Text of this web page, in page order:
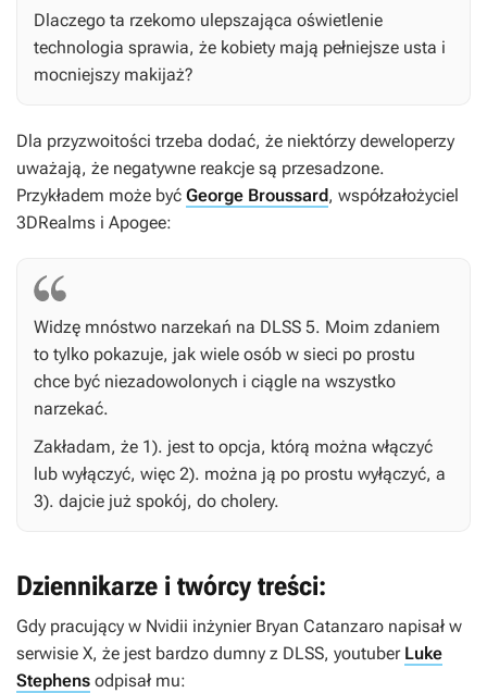
Dlaczego ta rzekomo ulepszająca oświetlenie
technologia sprawia, że kobiety mają pełniejsze usta i
mocniejszy makijaż?
Dla przyzwoitości trzeba dodać, że niektórzy deweloperzy
uważają, że negatywne reakcje są przesadzone.
Przykładem może być George Broussard, współzałożyciel
3DRealms i Apogee:
Widzę mnóstwo narzekań na DLSS 5. Moim zdaniem
to tylko pokazuje, jak wiele osób w sieci po prostu
chce być niezadowolonych i ciągle na wszystko
narzekać.
Zakładam, że 1). jest to opcja, którą można włączyć
lub wyłączyć, więc 2). można ją po prostu wyłączyć, a
3). dajcie już spokój, do cholery.
Dziennikarze i twórcy treści:
Gdy pracujący w Nvidii inżynier Bryan Catanzaro napisał w
serwisie X, że jest bardzo dumny z DLSS, youtuber Luke
Stephens odpisał mu: